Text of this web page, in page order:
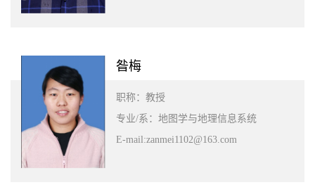
昝梅
职称：教授
专业/系：地图学与地理信息系统
E-mail:zanmei1102@163.com